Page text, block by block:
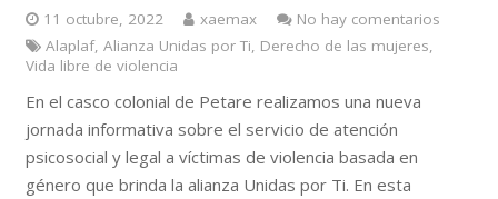
11 octubre, 2022 xaemax
No hay comentarios
Alaplaf, Alianza Unidas por Ti, Derecho de las mujeres,
Vida libre de violencia
En el casco colonial de Petare realizamos una nueva
jornada informativa sobre el servicio de atención
psicosocial y legal a víctimas de violencia basada en
género que brinda la alianza Unidas por Ti. En esta